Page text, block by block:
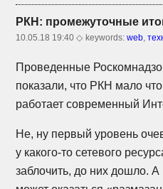
РКН: промежуточные
10.05.18 19:40 ◇ keywords:web ,
Проведенные
показали, что РКН мало
работает современный
Не, ну первый уровень
у какого-то сетевого
заблочить, до них дошло. А